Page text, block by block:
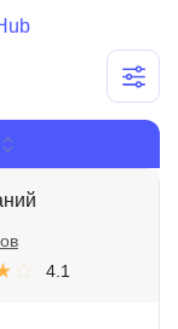
4.1